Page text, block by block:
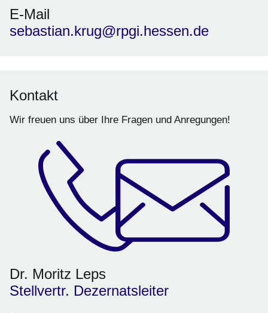
E-Mail
sebastian.krug@rpgi.hessen.de
Kontakt
Wir freuen uns über Ihre Fragen und Anregungen!
Dr. Moritz Leps
Stellvertr. Dezernatsleiter